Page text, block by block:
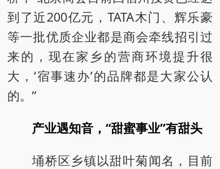
到了近200亿元，TATA木门、辉乐豪
等一批优质企业都是商会牵线招引过
来的，现在家乡的营商环境提升很
大，‘宿事速办’的品牌都是大家公认
的。”
产业遇知音，“甜蜜事业”有甜头
埇桥区乡镇以甜叶菊闻名，目前